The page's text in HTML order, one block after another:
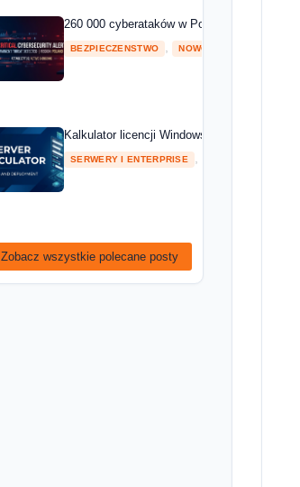
260 000 cyberataków w Polsce w 2025
BEZPIECZENSTWO NOWOSCI I TRENDY
Kalkulator licencji Windows Server — oblicz
SERWERY I ENTERPRISE
Zobacz wszystkie polecane posty